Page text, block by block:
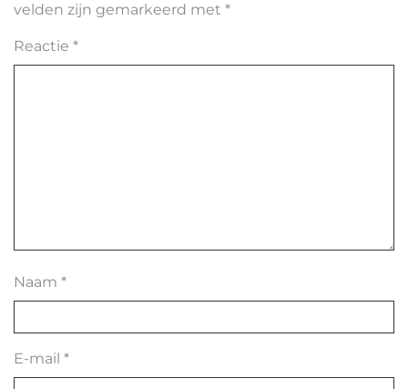
velden zijn gemarkeerd met *
Reactie *
Naam *
E-mail *